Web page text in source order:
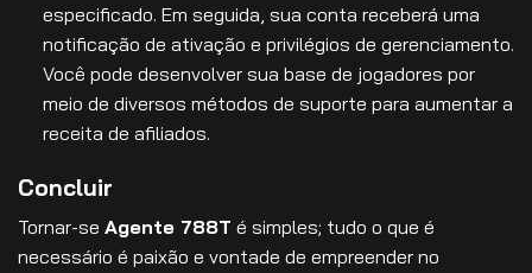
especificado. Em seguida, sua conta receberá uma
notificação de ativação e privilégios de gerenciamento.
Você pode desenvolver sua base de jogadores por
meio de diversos métodos de suporte para aumentar a
receita de afiliados.
Concluir
Tornar-se Agente 788T é simples; tudo o que é
necessário é paixão e vontade de empreender no